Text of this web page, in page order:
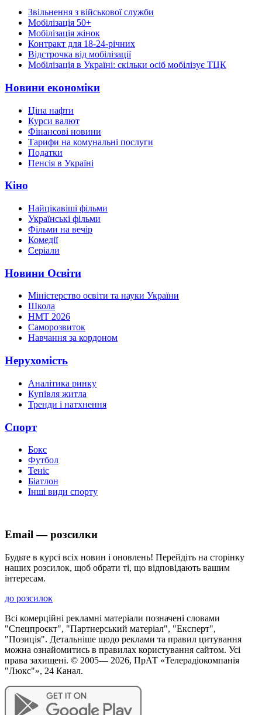
Звільнення з військової служби
Мобілізація 50+
Мобілізація жінок
Контракт для 18-24-річних
Відстрочка від мобілізації
Мобілізація в Україні: скільки осіб мобілізує ТЦК
Новини економіки
Ціна нафти
Курси валют
Фінансові новини
Тарифи на комунальні послуги
Податки
Пенсія в Україні
Кіно
Найцікавіші фільми
Українські фільми
Фільми на вечір
Комедії
Серіали
Новини Освіти
Міністерство освіти та науки України
Школа
НМТ 2026
Саморозвиток
Навчання за кордоном
Нерухомість
Аналітика ринку
Купівля житла
Тренди і натхнення
Спорт
Бокс
Футбол
Теніс
Біатлон
Інші види спорту
Email — розсилки
Будьте в курсі всіх новин і оновлень! Перейдіть на сторінку
наших розсилок, щоб обрати ті, що відповідають вашим
інтересам.
до розсилок
Всі комерційні рекламні матеріали позначені словами
"Спецпроєкт", "Партнерський матеріал", "Експерт",
"Позиція". Детальніше щодо реклами та правил цитування
можна ознайомитись в правилах користування сайтом. Усі
права захищені. © 2005— 2026, ПрАТ «Телерадіокомпанія
"Люкс"», 24 Канал.